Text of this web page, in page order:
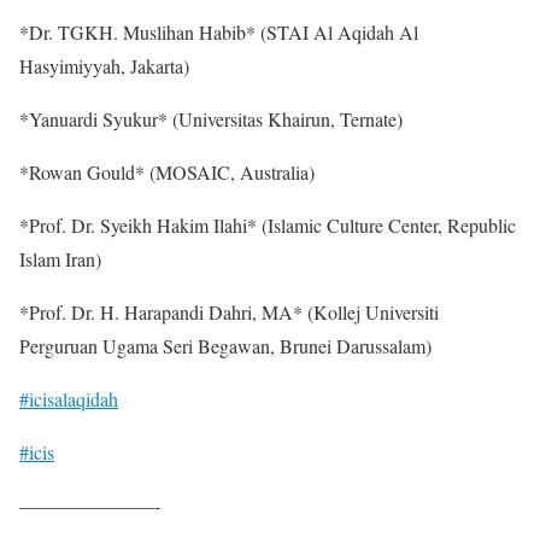
*Dr. TGKH. Muslihan Habib* (STAI Al Aqidah Al
Hasyimiyyah, Jakarta)
*Yanuardi Syukur* (Universitas Khairun, Ternate)
*Rowan Gould* (MOSAIC, Australia)
*Prof. Dr. Syeikh Hakim Ilahi* (Islamic Culture Center, Republic
Islam Iran)
*Prof. Dr. H. Harapandi Dahri, MA* (Kollej Universiti
Perguruan Ugama Seri Begawan, Brunei Darussalam)
#icisalaqidah
#icis
———————-